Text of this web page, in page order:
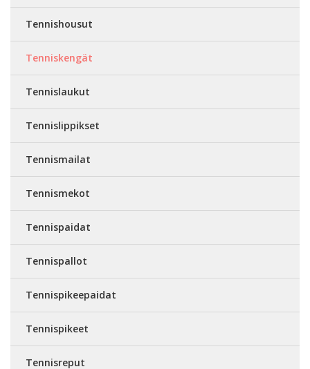
Tennishousut
Tenniskengät
Tennislaukut
Tennislippikset
Tennismailat
Tennismekot
Tennispaidat
Tennispallot
Tennispikeepaidat
Tennispikeet
Tennisreput